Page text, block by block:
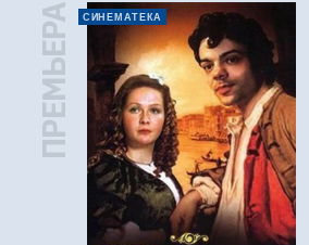
ПРЕМЬЕРА СИНЕМАТЕКА